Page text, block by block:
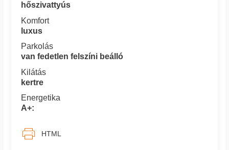
hőszivattyús
Komfort
luxus
Parkolás
van fedetlen felszíni beálló
Kilátás
kertre
Energetika
A+:
HTML